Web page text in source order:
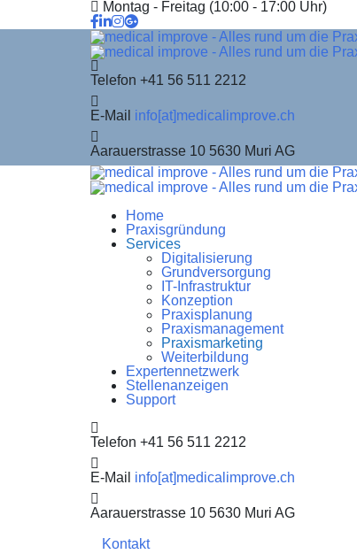
Montag - Freitag (10:00 - 17:00 Uhr)
Telefon +41 56 511 2212
E-Mail info[at]medicalimprove.ch
Aarauerstrasse 10 5630 Muri AG
Home
Praxisgründung
Services
Digitalisierung
Grundversorgung
IT-Infrastruktur
Konzeption
Praxisplanung
Praxismanagement
Praxismarketing
Weiterbildung
Expertennetzwerk
Stellenanzeigen
Support
Telefon +41 56 511 2212
E-Mail info[at]medicalimprove.ch
Aarauerstrasse 10 5630 Muri AG
Kontakt